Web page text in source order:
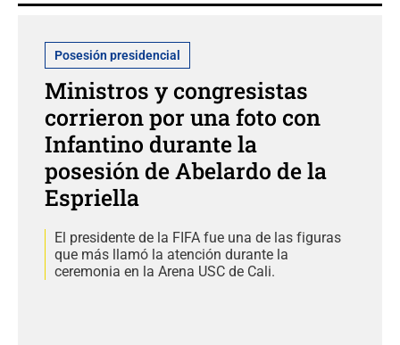
Posesión presidencial
Ministros y congresistas
corrieron por una foto con
Infantino durante la
posesión de Abelardo de la
Espriella
El presidente de la FIFA fue una de las figuras
que más llamó la atención durante la
ceremonia en la Arena USC de Cali.